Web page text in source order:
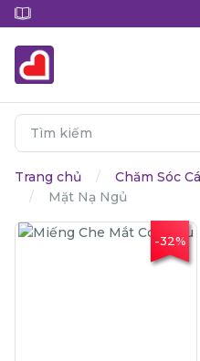
Trang chủ Chăm Sóc
Mặt Nạ Ngủ
-32%